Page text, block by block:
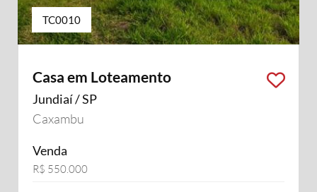
TC0010
Casa em Loteamento
Jundiaí / SP
Caxambu
Venda
R$ 550.000